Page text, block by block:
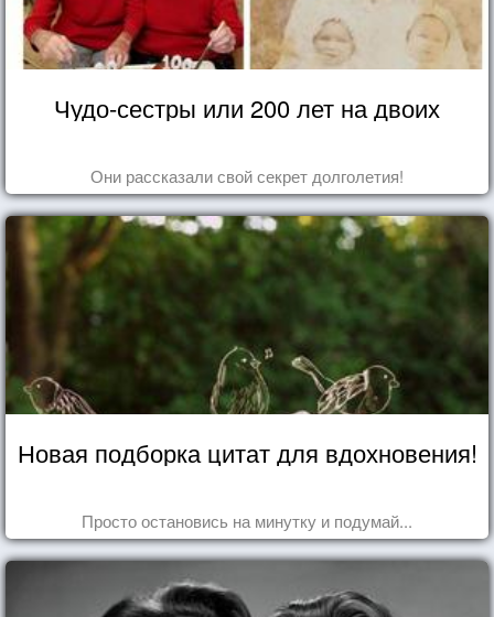
Чудо-сестры или 200 лет на двоих
Они рассказали свой секрет долголетия!
Новая подборка цитат для вдохновения!
Просто остановись на минутку и подумай...